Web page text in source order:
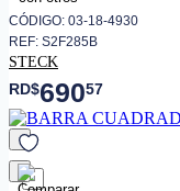
CÓDIGO: 03-18-4930
REF: S2F285B
STECK
RD$69057